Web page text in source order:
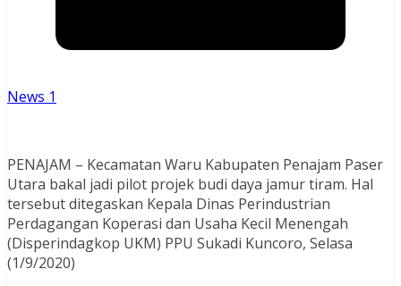
News 1
PENAJAM – Kecamatan Waru Kabupaten Penajam Paser
Utara bakal jadi pilot projek budi daya jamur tiram. Hal
tersebut ditegaskan Kepala Dinas Perindustrian
Perdagangan Koperasi dan Usaha Kecil Menengah
(Disperindagkop UKM) PPU Sukadi Kuncoro, Selasa
(1/9/2020)